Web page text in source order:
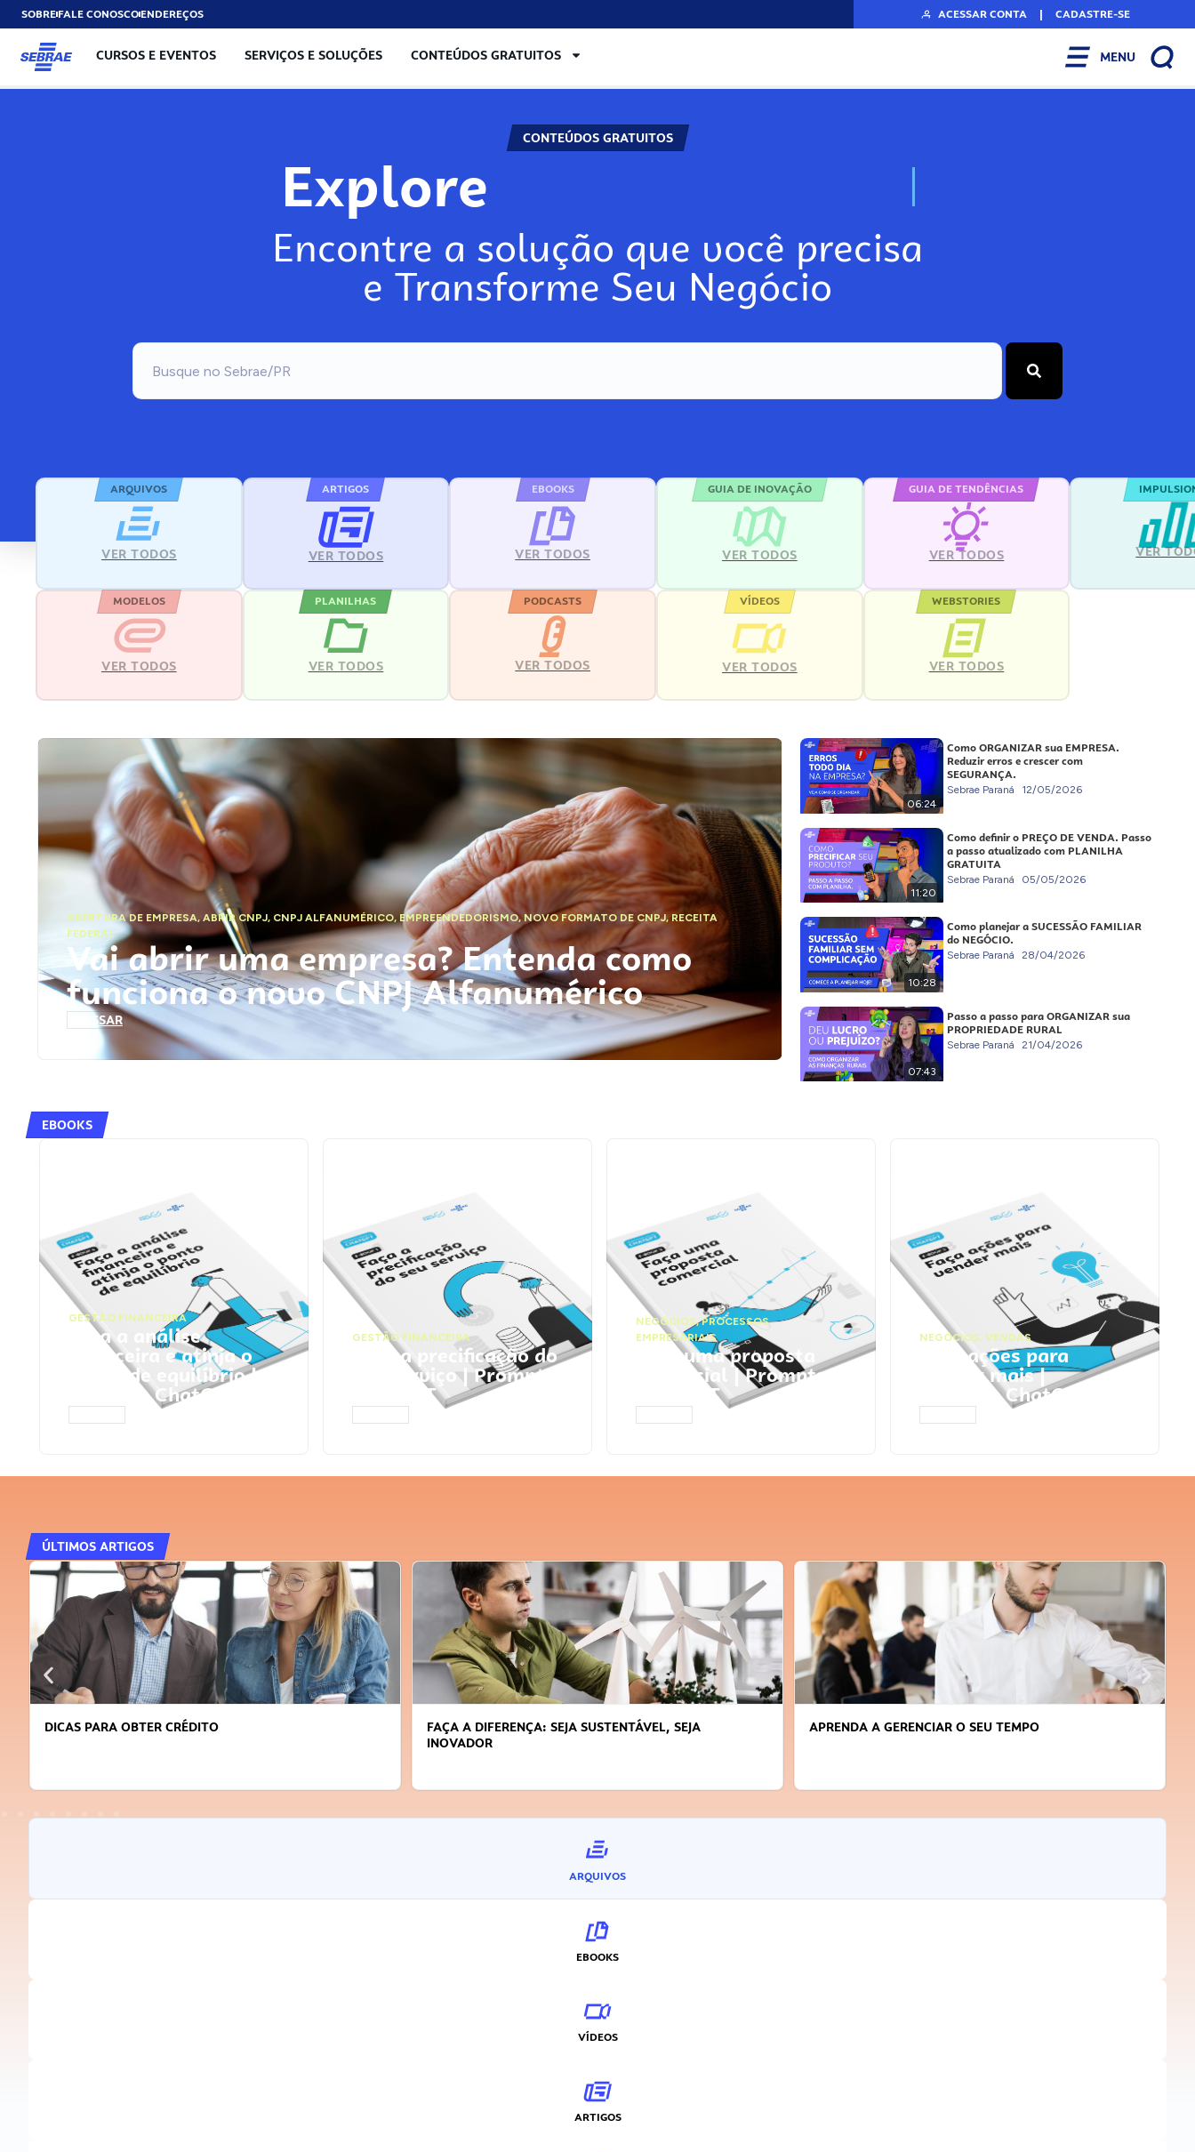
SOBREFALE CONOSCOENDEREÇOS ACESSAR CONTA | CADASTRE-SE
CURSOS E EVENTOS SERVIÇOS E SOLUÇÕES CONTEÚDOS GRATUITOS MENU
CONTEÚDOS GRATUITOS
Explore N
Encontre a solução que você precisa
e Transforme Seu Negócio
ARQUIVOS
VER TODOS
ARTIGOS
VER TODOS
EBOOKS
VER TODOS
GUIA DE INOVAÇÃO
VER TODOS
GUIA DE TENDÊNCIAS
VER TODOS VER
MODELOS
VER TODOS
PLANILHAS
VER TODOS
PODCASTS
VER TODOS
VÍDEOS
VER TODOS
WEBSTORIES
VER TODOS
ABERTURA DE EMPRESA,ABRIR CNPJ, CNPJ ALFANUMÉRICO, EMPREENDEDORISMO,NOVO FORMATO DE CNPJ,RECEITA
FEDERAL
Vai abrir uma empresa? Entenda como
funciona o novo CNPJ Alfanumérico
ACESSAR
06:24
Como ORGANIZAR sua EMPRESA.
Reduzir erros e crescer com
SEGURANÇA.
Sebrae Paraná 12/05/2026
11:20
Como definir o PREÇO DE VENDA. Passo
a passo atualizado com PLANILHA
GRATUITA
Sebrae Paraná 05/05/2026
10:28
Como planejar a SUCESSÃO FAMILIAR
do NEGÓCIO.
Sebrae Paraná 28/04/2026
07:43
Passo a passo para ORGANIZAR sua
PROPRIEDADE RURAL
Sebrae Paraná 21/04/2026
EBOOKS
GESTÃO FINANCEIRA
Faça a análise
financeira e atinja o
ponto de equilíbrio |
Prompts ChatGPT
GESTÃO FINANCEIRA
Faça a precificação do
seu serviço | Prompts
ChatGPT
NEGÓCIOS,PROCESSOS
EMPRESARIAIS
Faça uma proposta
comercial | Prompts
ChatGPT
NEGÓCIOS, VENDAS
Faça ações para
vender mais |
Prompts ChatGPT
ÚLTIMOS ARTIGOS
DICAS PARA OBTER CRÉDITO
FAÇA A DIFERENÇA: SEJA SUSTENTÁVEL, SEJA
INOVADOR
APRENDA A GERENCIAR O SEU TEMPO
ARQUIVOS
EBOOKS
VÍDEOS
ARTIGOS